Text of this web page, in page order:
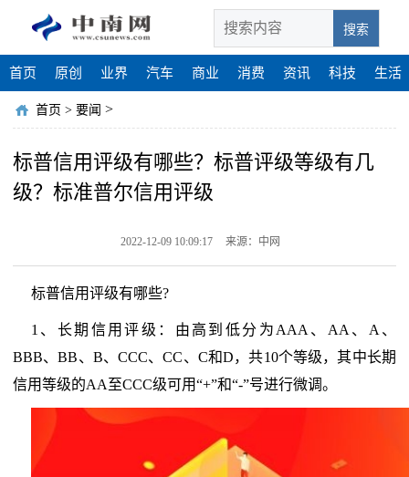
搜索
首页 原创 业界 汽车 商业 消费 资讯 科技 生活
首页 > 要闻 >
标普信用评级有哪些？标普评级等级有几
级？标准普尔信用评级
2022-12-09 10:09:17 来源：中网
标普信用评级有哪些?
1、长期信用评级：由高到低分为AAA、AA、A、
BBB、BB、B、CCC、CC、C和D，共10个等级，其中长期
信用等级的AA至CCC级可用“+”和“-”号进行微调。